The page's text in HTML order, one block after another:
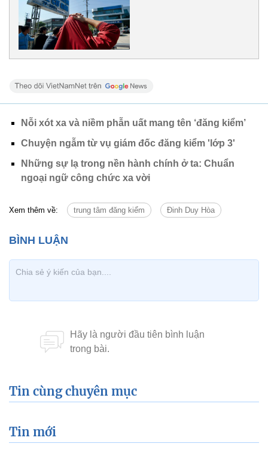
Nỗi xót xa và niềm phẫn uất mang tên ‘đăng kiểm’
Chuyện ngẫm từ vụ giám đốc đăng kiểm 'lớp 3'
Những sự lạ trong nền hành chính ở ta: Chuẩn
ngoại ngữ công chức xa vời
Xem thêm về: trung tâm đăng kiểm Đinh Duy Hòa
Tin cùng chuyên mục
Tin mới